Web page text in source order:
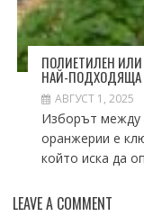
ПОЛИЕТИЛЕН
НАЙ-ПОДХОДЯЩА
АВГУСТ 1, 2025
Изборът между
оранжерии е
който иска да
LEAVE A COMMENT